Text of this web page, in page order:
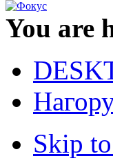
You are
Skip